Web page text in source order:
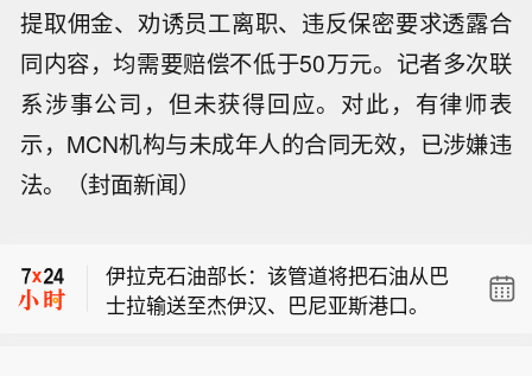
提取佣金、劝诱员工离职、违反保密要求透露合
同内容，均需要赔偿不低于50万元。记者多次联
系涉事公司，但未获得回应。对此，有律师表
示，MCN机构与未成年人的合同无效，已涉嫌违
法。（封面新闻）
伊拉克石油部长：伊拉克巴士拉‑哈迪塞
输油管道造价约 150 亿美元。
伊拉克石油部长：该管道将把石油从巴
士拉输送至杰伊汉、巴尼亚斯港口。